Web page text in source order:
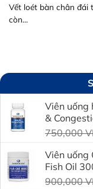
Vết loét bàn chân đái
còn...
Viên uống
&
750,000
Viên uống
Fish Oil
900,000